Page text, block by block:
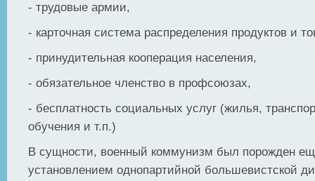
- трудовые армии,
- карточная система распределения продуктов и
- принудительная кооперация населения,
- обязательное членство в профсоюзах,
- бесплатность социальных услуг (жилья,
обучения и т.п.)
В сущности, военный коммунизм был порожден
установлением однопартийной большевистской